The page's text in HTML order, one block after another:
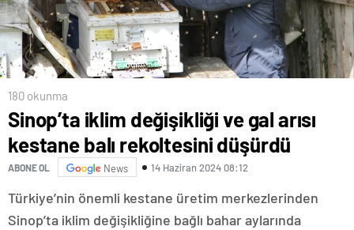
180 okunma
Sinop’ta iklim değişikliği ve gal arısı
kestane balı rekoltesini düşürdü
ABONE OL News 14 Haziran 2024 08:12
Türkiye’nin önemli kestane üretim merkezlerinden
Sinop’ta iklim değişikliğine bağlı bahar aylarında